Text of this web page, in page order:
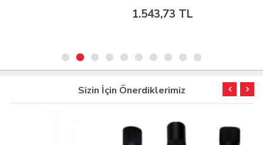
1.543,73 TL
Sizin İçin Önerdiklerimiz